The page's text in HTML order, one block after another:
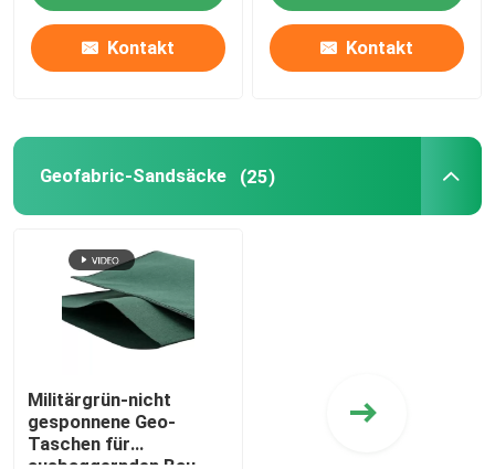
Kontakt Kontakt
Geofabric-Sandsäcke (25)
Militärgrün-nicht
gesponnene Geo-
Taschen für